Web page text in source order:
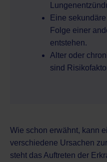
Eine
Folge einer
entstehen.
Alter oder
sind
Wie schon erwähnt, kann
verschiedene Ursachen
steht das Auftreten der